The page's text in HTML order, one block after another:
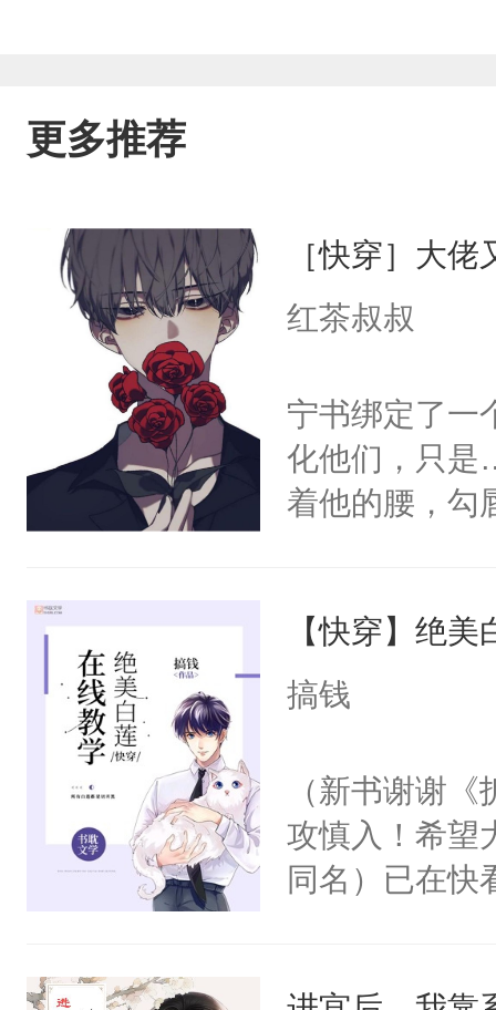
更多推荐
［快穿］大
红茶叔叔
宁书绑定了一
化他们，只是
着他的腰，勾
来，给老公
用力——为你
【快穿】绝
搞钱
（新书谢谢
攻慎入！希望
同名）已在快